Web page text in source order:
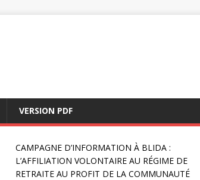
VERSION PDF
CAMPAGNE D’INFORMATION À BLIDA :
L’AFFILIATION VOLONTAIRE AU RÉGIME DE
RETRAITE AU PROFIT DE LA COMMUNAUTÉ